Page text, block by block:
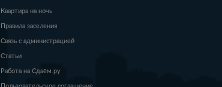
Квартира на ночь
Правила заселения
Связь с администрацией
Статьи
Работа на Сдаём.ру